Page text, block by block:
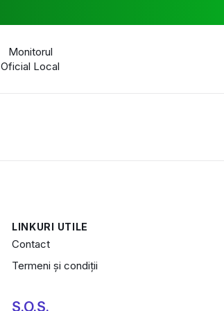
Monitorul
Oficial Local
LINKURI UTILE
Contact
Termeni și condiții
S.O.S.